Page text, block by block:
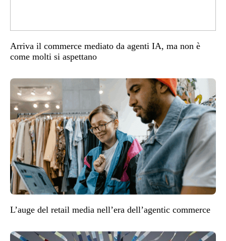
Arriva il commerce mediato da agenti IA, ma non è
come molti si aspettano
L’auge del retail media nell’era dell’agentic commerce